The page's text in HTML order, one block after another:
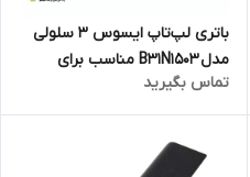
باتری لپ‌تاپ ایسوس 3 سلولی
مدل B31N1503 مناسب برای
لپ‌تاپ Asus EeeBook E202SA
تماس بگیرید